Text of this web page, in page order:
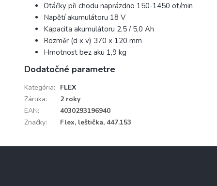
Otáčky při chodu naprázdno 150-1450 ot/min
Napětí akumulátoru 18 V
Kapacita akumulátoru 2,5 / 5,0 Ah
Rozměr (d x v) 370 x 120 mm
Hmotnost bez aku 1,9 kg
Dodatočné parametre
Kategória:
FLEX
Záruka:
2 roky
EAN:
4030293196940
Značky: Flex, leštička, 447.153